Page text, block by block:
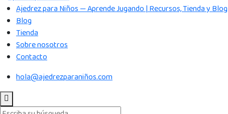
Ajedrez para Niños — Aprende Jugando | Recursos, Tienda y Blog
Blog
Tienda
Sobre nosotros
Contacto
hola@ajedrezparaniños.com